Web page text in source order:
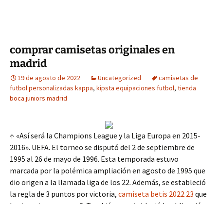
comprar camisetas originales en
madrid
19 de agosto de 2022 Uncategorized
camisetas de
futbol personalizadas kappa, kipsta equipaciones futbol, tienda
boca juniors madrid
↑ «Así será la Champions League y la Liga Europa en 2015-
2016». UEFA. El torneo se disputó del 2 de septiembre de
1995 al 26 de mayo de 1996. Esta temporada estuvo
marcada por la polémica ampliación en agosto de 1995 que
dio origen a la llamada liga de los 22. Además, se estableció
la regla de 3 puntos por victoria, camiseta betis 2022 23 que